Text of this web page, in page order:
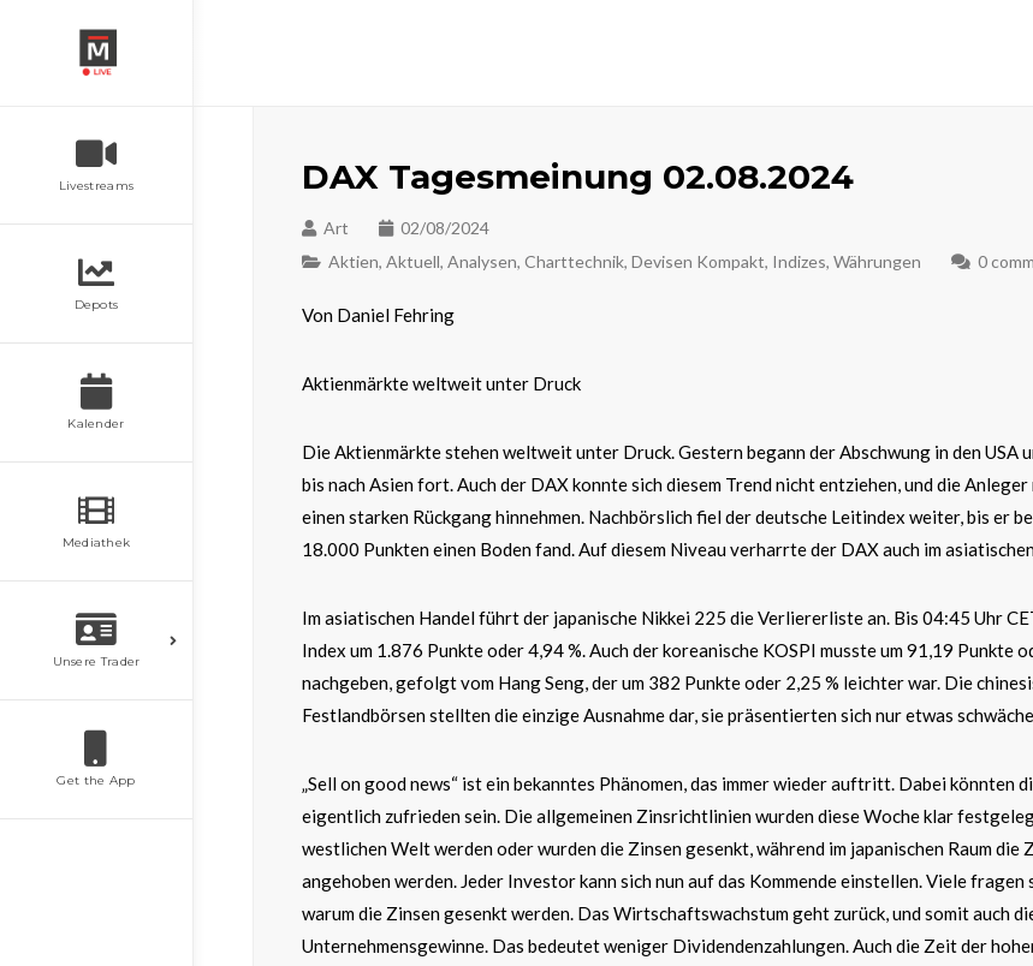
Livestreams
Depots
Kalender
Mediathek
Unsere Trader
Get the App
DAX Tagesmeinung 02.08.2024
Art
02/08/2024
Aktien, Aktuell, Analysen, Charttechnik, Devisen Kompakt, Indizes, Währungen 0
Von Daniel Fehring
Aktienmärkte weltweit unter Druck
Die Aktienmärkte stehen weltweit unter Druck. Gestern begann der Abschwung in den USA
bis nach Asien fort. Auch der DAX konnte sich diesem Trend nicht entziehen, und die Anleger
einen starken Rückgang hinnehmen. Nachbörslich fiel der deutsche Leitindex weiter, bis er
18.000 Punkten einen Boden fand. Auf diesem Niveau verharrte der DAX auch im
Im asiatischen Handel führt der japanische Nikkei 225 die Verliererliste an. Bis 04:45 Uhr
Index um 1.876 Punkte oder 4,94 %. Auch der koreanische KOSPI musste um 91,19 Punkte
nachgeben, gefolgt vom Hang Seng, der um 382 Punkte oder 2,25 % leichter war. Die
Festlandbörsen stellten die einzige Ausnahme dar, sie präsentierten sich nur etwas
„Sell on good news“ ist ein bekanntes Phänomen, das immer wieder auftritt. Dabei könnten
eigentlich zufrieden sein. Die allgemeinen Zinsrichtlinien wurden diese Woche klar
westlichen Welt werden oder wurden die Zinsen gesenkt, während im japanischen Raum die
angehoben werden. Jeder Investor kann sich nun auf das Kommende einstellen. Viele fragen
warum die Zinsen gesenkt werden. Das Wirtschaftswachstum geht zurück, und somit auch
Unternehmensgewinne. Das bedeutet weniger Dividendenzahlungen. Auch die Zeit der